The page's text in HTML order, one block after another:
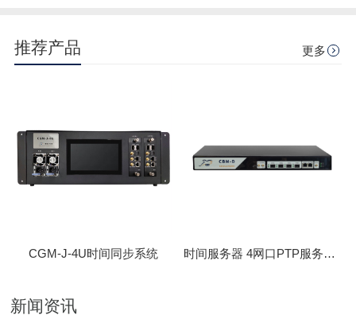
推荐产品 更多
CGM-J-4U时间同步系统 时间服务器 4网口PTP服务器 CBM-D-40
新闻资讯